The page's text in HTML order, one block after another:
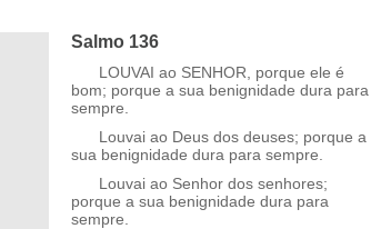
Salmo 136
LOUVAI ao SENHOR, porque ele é
bom; porque a sua benignidade dura para
sempre.
Louvai ao Deus dos deuses; porque a
sua benignidade dura para sempre.
Louvai ao Senhor dos senhores;
porque a sua benignidade dura para
sempre.